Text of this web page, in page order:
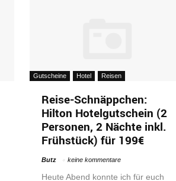
Gutscheine Hotel Reisen
Reise-Schnäppchen:
Hilton Hotelgutschein (2
Personen, 2 Nächte inkl.
Frühstück) für 199€
Butz keine kommentare
Heute Abend konnte ich für euch